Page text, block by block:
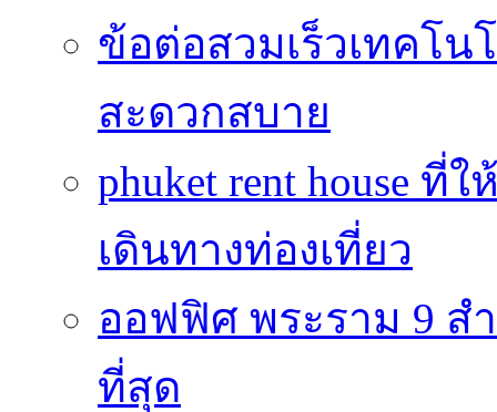
ข้อต่อสวมเร็วเทคโน
สะดวกสบาย
phuket rent house
เดินทางท่องเที่ยว
ออฟฟิศ พระราม 9 ส
ที่สุด